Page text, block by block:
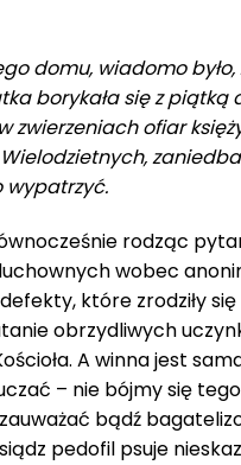
domu, wiadomo
borykała się z piątką
zwierzeniach ofiar
wypatrzyć.
rodząc
wobec
które zrodziły
obrzydliwych
A winna jest
– nie bójmy się
bądź
pedofil psuje